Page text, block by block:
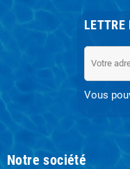
LETTRE
Vous
Notre société